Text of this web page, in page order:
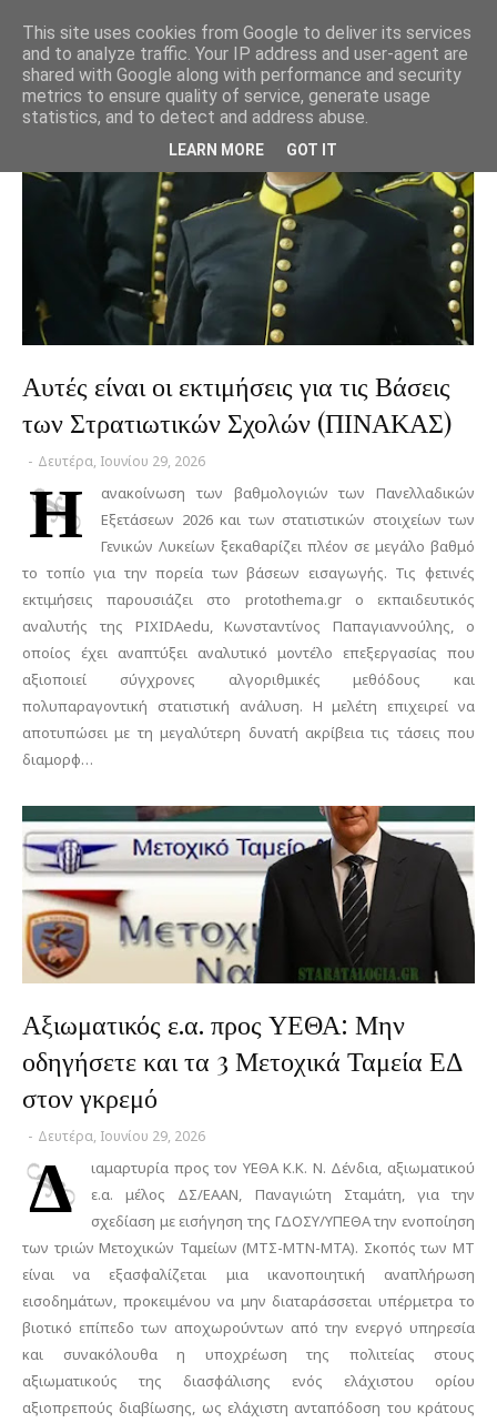
Αυτές είναι οι εκτιμήσεις για τις Βάσεις
των Στρατιωτικών Σχολών (ΠΙΝΑΚΑΣ)
- Δευτέρα, Ιουνίου 29, 2026
Η
ανακοίνωση των βαθμολογιών των Πανελλαδικών
Εξετάσεων 2026 και των στατιστικών στοιχείων των
Γενικών Λυκείων ξεκαθαρίζει πλέον σε μεγάλο βαθμό
το τοπίο για την πορεία των βάσεων εισαγωγής. Τις φετινές
εκτιμήσεις παρουσιάζει στο protothema.gr ο εκπαιδευτικός
αναλυτής της PIXIDAedu, Κωνσταντίνος Παπαγιαννούλης, ο
οποίος έχει αναπτύξει αναλυτικό μοντέλο επεξεργασίας που
αξιοποιεί σύγχρονες αλγοριθμικές μεθόδους και
πολυπαραγοντική στατιστική ανάλυση. Η μελέτη επιχειρεί να
αποτυπώσει με τη μεγαλύτερη δυνατή ακρίβεια τις τάσεις που
διαμορφ…
Αξιωματικός ε.α. προς ΥΕΘΑ: Μην
οδηγήσετε και τα 3 Μετοχικά Ταμεία ΕΔ
στον γκρεμό
- Δευτέρα, Ιουνίου 29, 2026
Δ
ιαμαρτυρία προς τον ΥΕΘΑ Κ.Κ. Ν. Δένδια, αξιωματικού
ε.α. μέλος ΔΣ/ΕΑΑΝ, Παναγιώτη Σταμάτη, για την
σχεδίαση με εισήγηση της ΓΔΟΣΥ/ΥΠΕΘΑ την ενοποίηση
των τριών Μετοχικών Ταμείων (ΜΤΣ-ΜΤΝ-ΜΤΑ). Σκοπός των ΜΤ
είναι να εξασφαλίζεται μια ικανοποιητική αναπλήρωση
εισοδημάτων, προκειμένου να μην διαταράσσεται υπέρμετρα το
βιοτικό επίπεδο των αποχωρούντων από την ενεργό υπηρεσία
και συνακόλουθα η υποχρέωση της πολιτείας στους
αξιωματικούς της διασφάλισης ενός ελάχιστου ορίου
αξιοπρεπούς διαβίωσης, ως ελάχιστη ανταπόδοση του κράτους
This site uses cookies from Google to deliver its services
and to analyze traffic. Your IP address and user-agent are
shared with Google along with performance and security
metrics to ensure quality of service, generate usage
statistics, and to detect and address abuse.
LEARN MORE GOT IT